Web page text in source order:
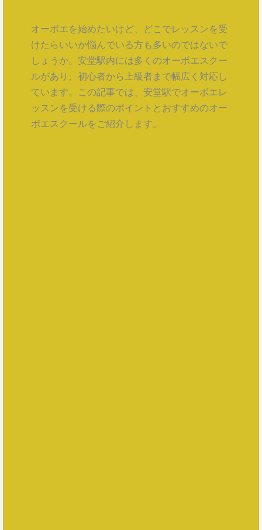
オーボエを始めたいけど、どこでレッスンを受
けたらいいか悩んでいる方も多いのではないで
しょうか。安堂駅内には多くのオーボエスクー
ルがあり、初心者から上級者まで幅広く対応し
ています。この記事では、安堂駅でオーボエレ
ッスンを受ける際のポイントとおすすめのオー
ボエスクールをご紹介します。